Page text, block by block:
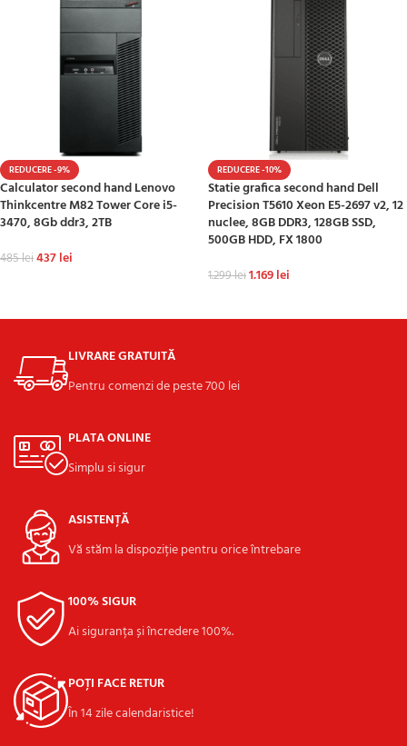
REDUCERE -9%
Calculator second hand Lenovo
Thinkcentre M82 Tower Core i5-
3470, 8Gb ddr3, 2TB
485lei437lei
REDUCERE -10%
Statie grafica second hand Dell
Precision T5610 Xeon E5-2697 v2, 12
nuclee, 8GB DDR3, 128GB SSD,
500GB HDD, FX 1800
1.299lei1.169lei
LIVRARE GRATUITĂ
Pentru comenzi de peste 700 lei
PLATA ONLINE
Simplu si sigur
ASISTENȚĂ
Vă stăm la dispoziție pentru orice întrebare
100% SIGUR
Ai siguranța și încredere 100%.
POȚI FACE RETUR
În 14 zile calendaristice!